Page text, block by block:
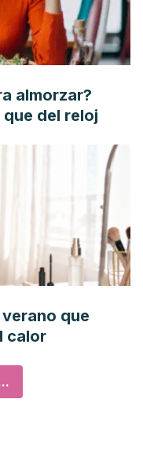
almorzar?
del reloj
que
calor